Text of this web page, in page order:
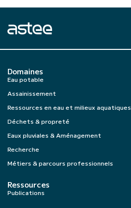
Domaines
Eau potable
Assainissement
Ressources en eau et milieux aquatiques
Déchets & propreté
Eaux pluviales & Aménagement
Recherche
Métiers & parcours professionnels
Ressources
Publications